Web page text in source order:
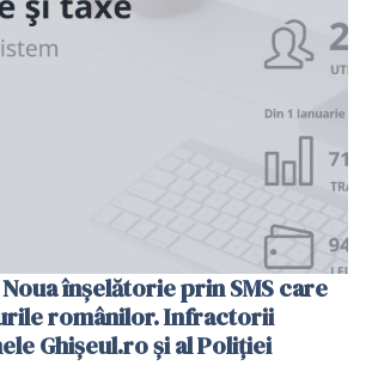
înșelătorie prin SMS care
românilor. Infractorii
Ghișeul.ro și al Poliției